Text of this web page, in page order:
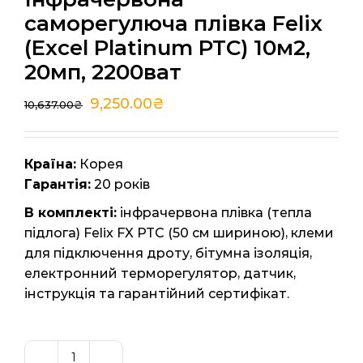
саморегулюча плівка Felix
(Excel Platinum PTC) 10м2,
20мп, 2200ват
10,637.00₴ 9,250.00₴
Країна: Корея
Гарантія: 20 років
В комплекті: інфрачервона плівка (тепла
підлога) Felix FX PTC (50 см шириною), клеми
для підключення дроту, бітумна ізоляція,
електронний терморегулятор, датчик,
інструкція та гарантійний сертифікат.